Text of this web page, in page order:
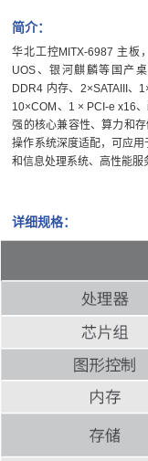
简介：
华北工控MITX-6987 主板
UOS、银河麒麟等国产
DDR4 内存、2×SATAIII、
10×COM、1 × PCI-e x16
强的核心兼容性、算力和
操作系统深度适配，可应
和信息处理系统、高性能服
详细规格：